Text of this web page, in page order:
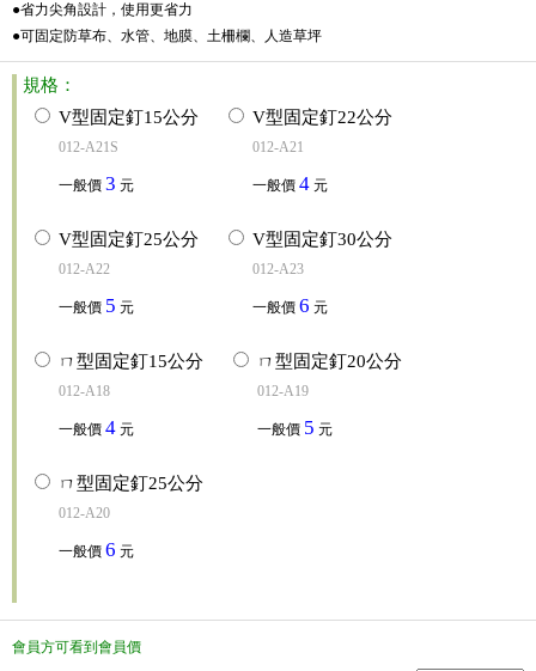
●省力尖角設計，使用更省力
●可固定防草布、水管、地膜、土柵欄、人造草坪
規格：
V型固定釘15公分
012-A21S
一般價 3 元
V型固定釘22公分
012-A21
一般價 4 元
V型固定釘25公分
012-A22
一般價 5 元
V型固定釘30公分
012-A23
一般價 6 元
ㄇ型固定釘15公分
012-A18
一般價 4 元
ㄇ型固定釘20公分
012-A19
一般價 5 元
ㄇ型固定釘25公分
012-A20
一般價 6 元
會員方可看到會員價